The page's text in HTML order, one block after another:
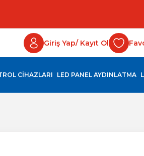
Giriş Yap/ Kayıt Ol
CİHAZLARI LED PANEL AYDINLATMA